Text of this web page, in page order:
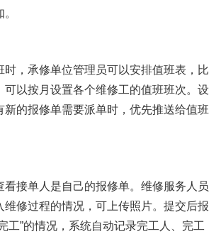
时，承修单位管理员可以安排值班表，比
可以按月设置各个维修工的值班班次。设
新的报修单需要派单时，优先推送给值班
看接单人是自己的报修单。维修服务人员
维修过程的情况，可上传照片。提交后报
工”的情况，系统自动记录完工人、完工